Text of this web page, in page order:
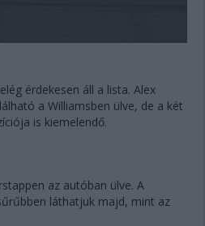
érdekesen áll a lista. Alex
a Williamsben ülve, de a két
is kiemelendő.
az autóban ülve. A
láthatjuk majd, mint az